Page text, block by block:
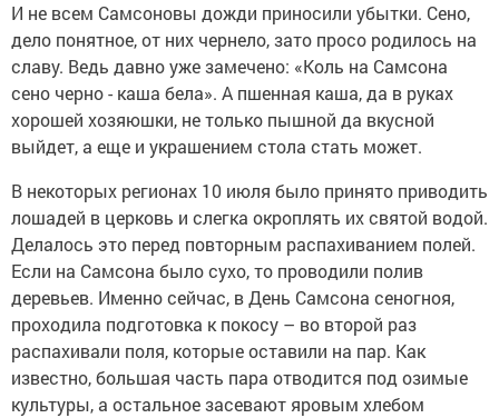
И не всем Самсоновы дожди приносили убытки. Сено,
дело понятное, от них чернело, зато просо родилось на
славу. Ведь давно уже замечено: «Коль на Самсона
сено черно - каша бела». А пшенная каша, да в руках
хорошей хозяюшки, не только пышной да вкусной
выйдет, а еще и украшением стола стать может.
В некоторых регионах 10 июля было принято приводить
лошадей в церковь и слегка окроплять их святой водой.
Делалось это перед повторным распахиванием полей.
Если на Самсона было сухо, то проводили полив
деревьев. Именно сейчас, в День Самсона сеногноя,
проходила подготовка к покосу – во второй раз
распахивали поля, которые оставили на пар. Как
известно, большая часть пара отводится под озимые
культуры, а остальное засевают яровым хлебом